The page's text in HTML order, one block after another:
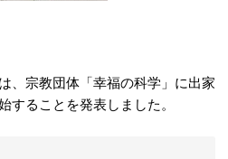
、宗教団体「幸福の科学」に出家
することを発表しました。